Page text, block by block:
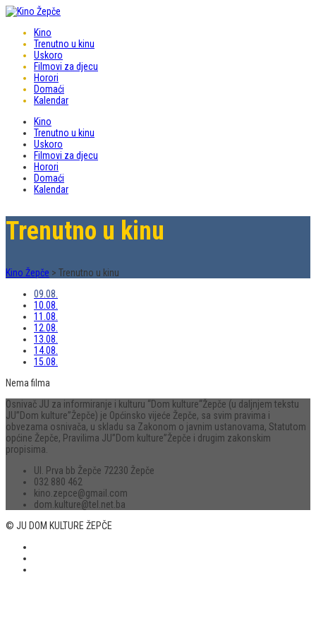
Kino
Trenutno u kinu
Uskoro
Filmovi za djecu
Horori
Domaći
Kalendar
Kino
Trenutno u kinu
Uskoro
Filmovi za djecu
Horori
Domaći
Kalendar
Trenutno u kinu
Kino Žepče > Trenutno u kinu
09.08.
10.08.
11.08.
12.08.
13.08.
14.08.
15.08.
Nema filma
Osnivač JU za informiranje i kulturu “Dom kulture“Žepče (u daljnjem tekstu
JU”Dom kulture”Žepče) je Općinsko vijeće Žepče, sa svim pravima i
obvezama osnivača, u skladu sa Zakonom o javnim ustanovama, Statutom
općine Žepče, Pravilima JU”Dom kulture”Žepče i drugim zakonskim
propisima.
Ul. Prva bb Žepče 72230 Žepče
032 880 462
kino.zepce@gmail.com
dom.kulture@tel.net.ba
© JU DOM KULTURE ŽEPČE